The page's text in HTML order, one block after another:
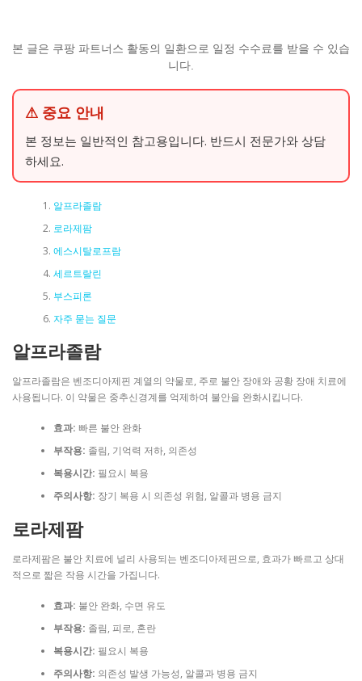
본 글은 쿠팡 파트너스 활동의 일환으로 일정 수수료를 받을 수 있습
니다.
⚠ 중요 안내
본 정보는 일반적인 참고용입니다. 반드시 전문가와 상담
하세요.
알프라졸람
로라제팜
에스시탈로프람
세르트랄린
부스피론
자주 묻는 질문
알프라졸람
알프라졸람은 벤조디아제핀 계열의 약물로, 주로 불안 장애와 공황 장애 치료에
사용됩니다. 이 약물은 중추신경계를 억제하여 불안을 완화시킵니다.
효과: 빠른 불안 완화
부작용: 졸림, 기억력 저하, 의존성
복용시간: 필요시 복용
주의사항: 장기 복용 시 의존성 위험, 알콜과 병용 금지
로라제팜
로라제팜은 불안 치료에 널리 사용되는 벤조디아제핀으로, 효과가 빠르고 상대
적으로 짧은 작용 시간을 가집니다.
효과: 불안 완화, 수면 유도
부작용: 졸림, 피로, 혼란
복용시간: 필요시 복용
주의사항: 의존성 발생 가능성, 알콜과 병용 금지